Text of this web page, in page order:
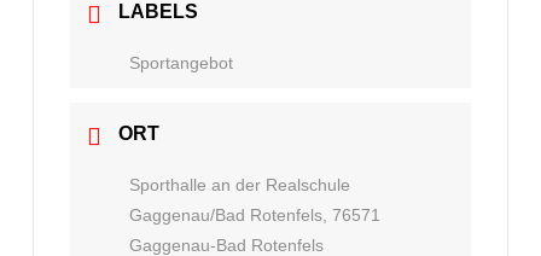
LABELS
Sportangebot
ORT
Sporthalle an der Realschule
Gaggenau/Bad Rotenfels, 76571
Gaggenau-Bad Rotenfels